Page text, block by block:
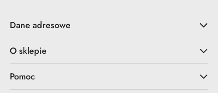
Dane adresowe
O sklepie
Pomoc